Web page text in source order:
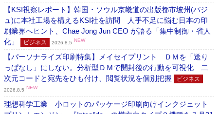
【KSI視察レポート】韓国・ソウル京畿道の出版都市坡州(パジ
ュ)に本社工場を構えるKSI社を訪問 人手不足に悩む日本の印
刷業界へヒント、Chae Jong Jun CEO が語る「集中制御・省人
化」
ビジネス 2026.8.5 NEW
【パーソナライズ印刷特集】メイセイプリント ＤＭを「送り
っぱなし」にしない。分析型ＤＭで開封後の行動を可視化 二
次元コードと宛先をひも付け、閲覧状況を個別把握
ビジネス
2026.8.5 NEW
理想科学工業 小ロットのパッケージ印刷向けインクジェット